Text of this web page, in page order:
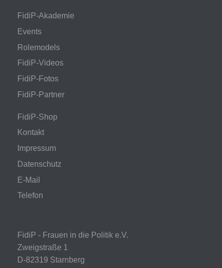
FidiP-Akademie
Events
Rolemodels
FidiP-Videos
FidiP-Fotos
FidiP-Partner
FidiP-Shop
Kontakt
Impressum
Datenschutz
E-Mail
Telefon
FidiP - Frauen in die Politik e.V.
Zweigstraße 1
D-82319 Starnberg